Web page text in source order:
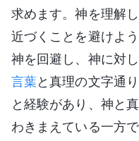
求めます。神を理解
近づくことを避けよ
神を回避し、神に対
言葉と真理の文字通
と経験があり、神と
わきまえている一方